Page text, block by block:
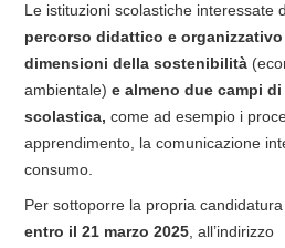
Le istituzioni scolastiche interessate
percorso didattico e
dimensioni della sostenibilità
ambientale) e almeno due campi
scolastica, come ad esempio i
apprendimento, la comunicazione
consumo.
Per sottoporre la propria
entro il 21 marzo 2025, all’indirizzo